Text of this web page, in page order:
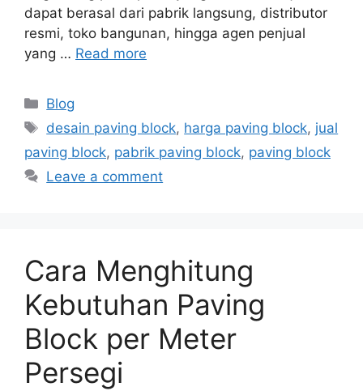
dapat berasal dari pabrik langsung, distributor
resmi, toko bangunan, hingga agen penjual
yang … Read more
Blog
desain paving block, harga paving block, jual
paving block, pabrik paving block, paving block
Leave a comment
Cara Menghitung
Kebutuhan Paving
Block per Meter
Persegi